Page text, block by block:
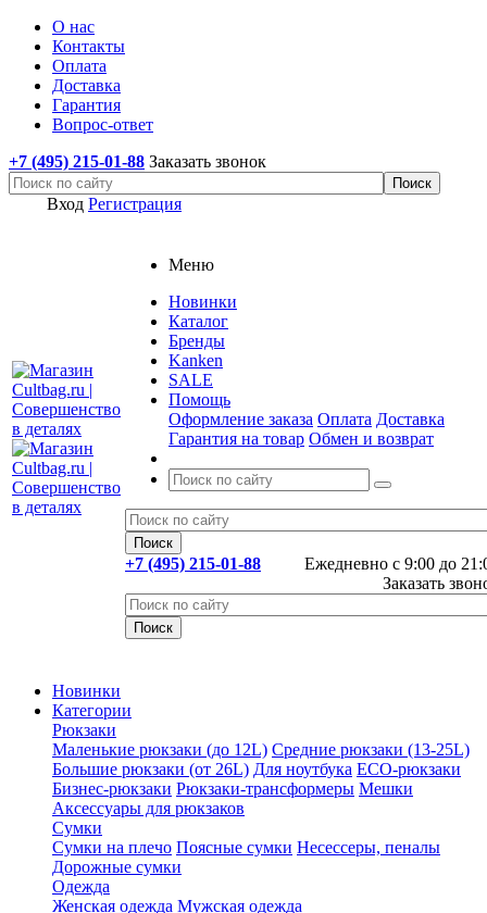
О нас
Контакты
Оплата
Доставка
Гарантия
Вопрос-ответ
+7 (495) 215-01-88 Заказать звонок
Вход Регистрация
Меню
Новинки
Каталог
Бренды
Kanken
SALE
Помощь
Оформление заказа Оплата Доставка
Гарантия на товар Обмен и возврат
Ежедневно с 9:00 до
+7 (495) 215-01-88
Заказать
Новинки
Категории
Рюкзаки
Маленькие рюкзаки (до 12L) Средние рюкзаки (13-25L)
Большие рюкзаки (от 26L) Для ноутбука ECO-рюкзаки
Бизнес-рюкзаки Рюкзаки-трансформеры Мешки
Аксессуары для рюкзаков
Сумки
Сумки на плечо Поясные сумки Несессеры, пеналы
Дорожные сумки
Одежда
Женская одежда Мужская одежда